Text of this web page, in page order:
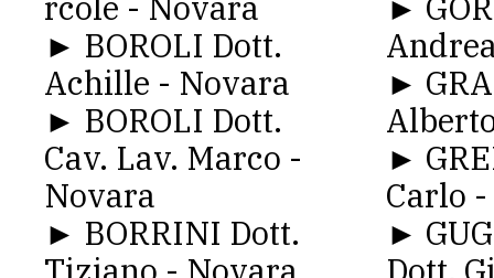
► BOROLI Dott.
Achille - Novara
► BOROLI Dott.
Cav. Lav. Marco -
Novara
► BORRINI Dott.
►
►
Carlo
►